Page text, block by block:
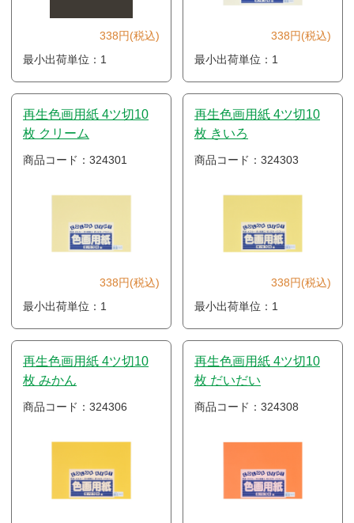
338円(税込)
最小出荷単位：1
338円(税込)
最小出荷単位：1
再生色画用紙 4ツ切10
枚 クリーム
商品コード：324301
338円(税込)
最小出荷単位：1
再生色画用紙 4ツ切10
枚 きいろ
商品コード：324303
338円(税込)
最小出荷単位：1
再生色画用紙 4ツ切10
枚 みかん
商品コード：324306
再生色画用紙 4ツ切10
枚 だいだい
商品コード：324308